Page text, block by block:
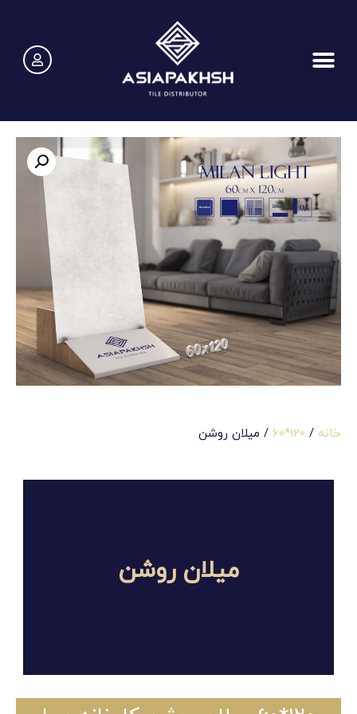
خانه /
120*60 / میلان روشن
میلان روشن